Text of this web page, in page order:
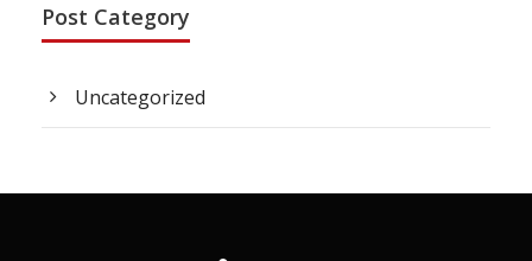
Post Category
Uncategorized